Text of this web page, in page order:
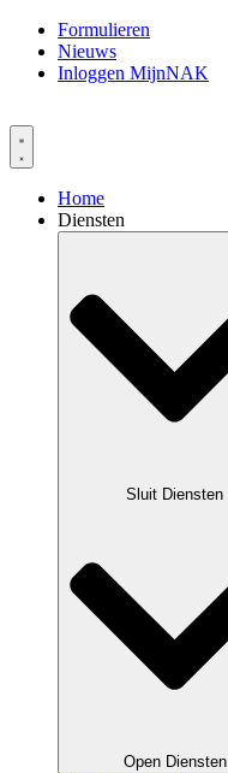
Formulieren
Nieuws
Inloggen MijnNAK
Home
Diensten
Sluit Diensten
Open Diensten